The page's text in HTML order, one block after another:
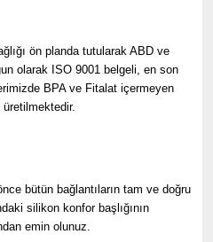
ön planda tutularak ABD ve
olarak ISO 9001 belgeli, en son
BPA ve Fitalat içermeyen
bütün bağlantıların tam ve doğru
silikon konfor başlığının
emin olunuz.